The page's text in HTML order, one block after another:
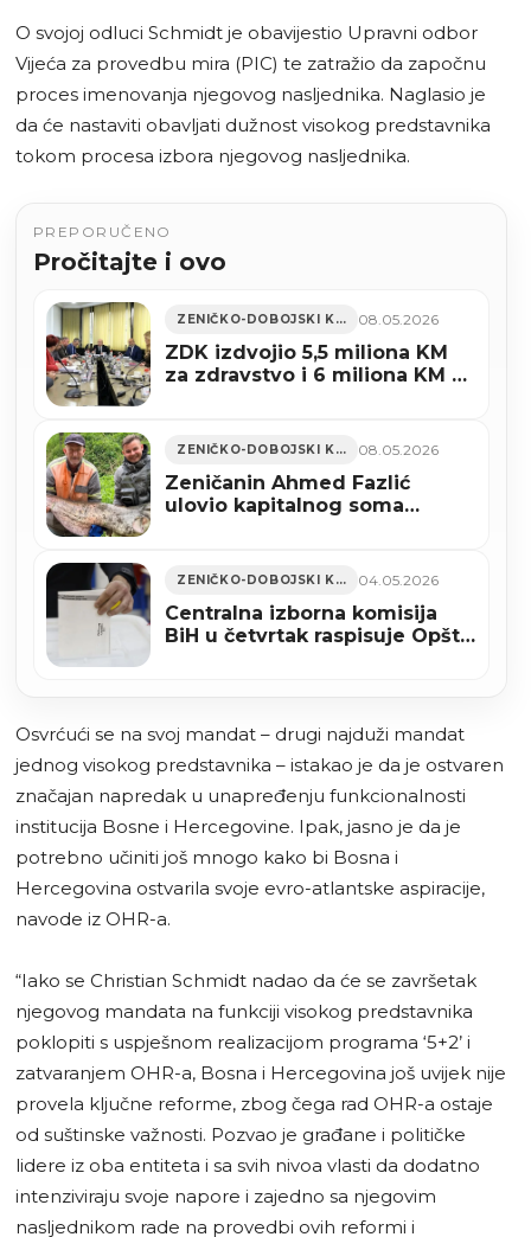
O svojoj odluci Schmidt je obavijestio Upravni odbor
Vijeća za provedbu mira (PIC) te zatražio da započnu
proces imenovanja njegovog nasljednika. Naglasio je
da će nastaviti obavljati dužnost visokog predstavnika
tokom procesa izbora njegovog nasljednika.
PREPORUČENO
Pročitajte i ovo
ZENIČKO-DOBOJSKI KANTON 08.05.2026
ZDK izdvojio 5,5 miliona KM
za zdravstvo i 6 miliona KM za
ZENIČKO-DOBOJSKI KANTON 08.05.2026
Zeničanin Ahmed Fazlić
ulovio kapitalnog soma
ZENIČKO-DOBOJSKI KANTON 04.05.2026
Centralna izborna komisija
BiH u četvrtak raspisuje Opšte
Osvrćući se na svoj mandat – drugi najduži mandat
jednog visokog predstavnika – istakao je da je ostvaren
značajan napredak u unapređenju funkcionalnosti
institucija Bosne i Hercegovine. Ipak, jasno je da je
potrebno učiniti još mnogo kako bi Bosna i
Hercegovina ostvarila svoje evro-atlantske aspiracije,
navode iz OHR-a.
“Iako se Christian Schmidt nadao da će se završetak
njegovog mandata na funkciji visokog predstavnika
poklopiti s uspješnom realizacijom programa ‘5+2’ i
zatvaranjem OHR-a, Bosna i Hercegovina još uvijek nije
provela ključne reforme, zbog čega rad OHR-a ostaje
od suštinske važnosti. Pozvao je građane i političke
lidere iz oba entiteta i sa svih nivoa vlasti da dodatno
intenziviraju svoje napore i zajedno sa njegovim
nasljednikom rade na provedbi ovih reformi i